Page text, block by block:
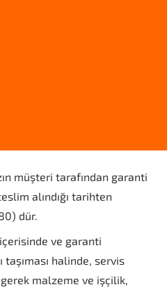
müşteri tarafından garanti
alındığı tarihten
dür.
ve garanti
taşıması halinde, servis
malzeme ve işçilik,